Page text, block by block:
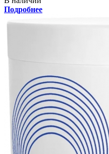
Подробнее